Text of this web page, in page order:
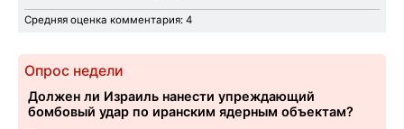
Средняя оценка комментария: 4
Опрос недели
Должен ли Израиль нанести упреждающий
бомбовый удар по иранским ядерным объектам?